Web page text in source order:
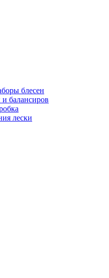
блесен
балансиров
лески